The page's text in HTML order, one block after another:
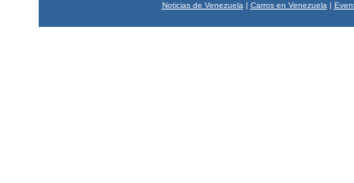
Noticias de Venezuela | Carros en Venezuela |